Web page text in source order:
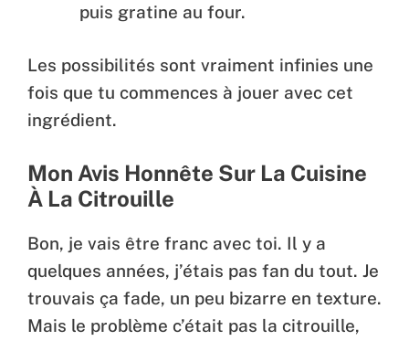
puis gratine au four.
Les possibilités sont vraiment infinies une
fois que tu commences à jouer avec cet
ingrédient.
Mon Avis Honnête Sur La Cuisine
À La Citrouille
Bon, je vais être franc avec toi. Il y a
quelques années, j’étais pas fan du tout. Je
trouvais ça fade, un peu bizarre en texture.
Mais le problème c’était pas la citrouille,